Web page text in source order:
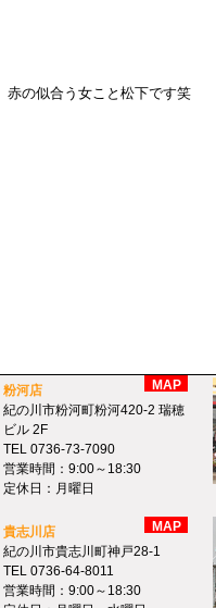
赤の似合う女こと松下です笑
MAP
粉河店
紀の川市粉河町粉河420-2 瑞穂
ビル 2F
TEL 0736-73-7090
営業時間：9:00～18:30
定休日：月曜日
MAP
貴志川店
紀の川市貴志川町神戸28-1
TEL 0736-64-8011
営業時間：9:00～18:30